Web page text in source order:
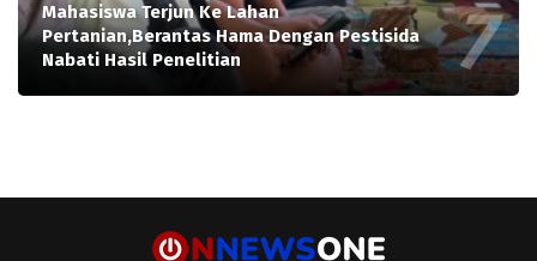
Mahasiswa Terjun Ke Lahan
Pertanian,Berantas Hama Dengan Pestisida
Nabati Hasil Penelitian